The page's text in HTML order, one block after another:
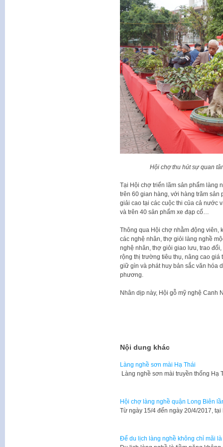
Hội chợ thu hút sự quan
Tại Hội chợ triển lãm sản phẩm làng
trên 60 gian hàng, với hàng trăm sản
giải cao tại các cuộc thi của cả nước
và trên 40 sản phẩm xe đạp cổ…
Thông qua Hội chợ nhằm động viên,
các nghệ nhân, thợ giỏi làng nghề
nghệ nhân, thợ giỏi giao lưu, trao
rộng thị trường tiêu thụ, nâng cao giá
giữ gìn và phát huy bản sắc văn hóa
phương.
Nhân dịp này, Hội gỗ mỹ nghệ Canh
Nội dung khác
Làng nghề sơn mài Hạ Thái
Làng nghề sơn mài truyền thống
Hội chợ làng nghề quận Long Biên
Từ ngày 15/4 đến ngày 20/4/2017,
Để du lịch làng nghề không chỉ mãi